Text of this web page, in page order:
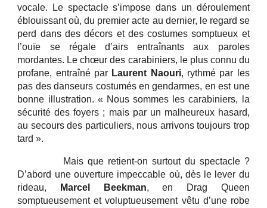
vocale. Le spectacle s’impose dans un déroulement
éblouissant où, du premier acte au dernier, le regard se
perd dans des décors et des costumes somptueux et
l’ouïe se régale d’airs entraînants aux paroles
mordantes. Le chœur des carabiniers, le plus connu du
profane, entraîné par Laurent Naouri, rythmé par les
pas des danseurs costumés en gendarmes, en est une
bonne illustration. « Nous sommes les carabiniers, la
sécurité des foyers ; mais par un malheureux hasard,
au secours des particuliers, nous arrivons toujours trop
tard ».
Mais que retient-on surtout du spectacle ?
D’abord une ouverture impeccable où, dès le lever du
rideau,
Marcel Beekman, en Drag Queen
somptueusement et voluptueusement vêtu d’une robe